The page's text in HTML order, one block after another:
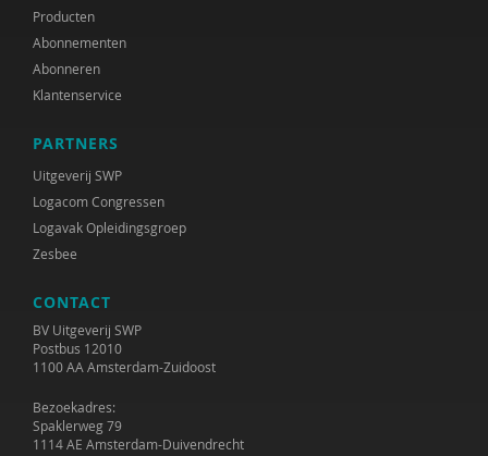
Producten
Abonnementen
Abonneren
Klantenservice
PARTNERS
Uitgeverij SWP
Logacom Congressen
Logavak Opleidingsgroep
Zesbee
CONTACT
BV Uitgeverij SWP
Postbus 12010
1100 AA Amsterdam-Zuidoost
Bezoekadres:
Spaklerweg 79
1114 AE Amsterdam-Duivendrecht